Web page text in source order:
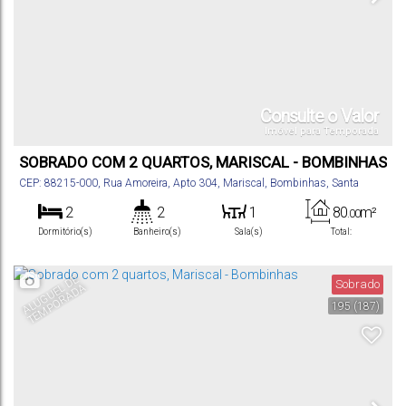
Consulte o Valor
Imóvel para Temporada
SOBRADO COM 2 QUARTOS, MARISCAL - BOMBINHAS
CEP: 88215-000, Rua Amoreira, Apto 304, Mariscal , Bombinhas, Santa
2
Dormitório(s)
2
Banheiro(s)
1
Sala(s) Total:
80 .00m²
Vaga(s)
A
L
U
G
U
E
L
D
E
T
E
M
P
O
R
A
D
A 195 (187)
Sobrado